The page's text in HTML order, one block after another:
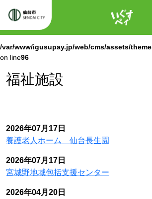
/var/www/igusupay.jp/web/cms/assets/
Warning : Attempt to read property
/var/www/igusupay.jp/web/cms/assets/
on line96
福祉施設
2026年07月17日
養護老人ホーム 仙台長生園
2026年07月17日
宮城野地域包括支援センター
2026年04月20日